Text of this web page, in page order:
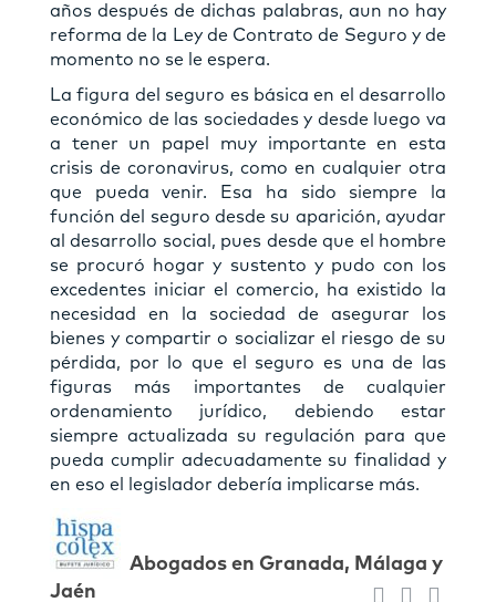
años después de dichas palabras, aun no hay
reforma de la Ley de Contrato de Seguro y de
momento no se le espera.
La figura del seguro es básica en el desarrollo
económico de las sociedades y desde luego va
a tener un papel muy importante en esta
crisis de coronavirus, como en cualquier otra
que pueda venir. Esa ha sido siempre la
función del seguro desde su aparición, ayudar
al desarrollo social, pues desde que el hombre
se procuró hogar y sustento y pudo con los
excedentes iniciar el comercio, ha existido la
necesidad en la sociedad de asegurar los
bienes y compartir o socializar el riesgo de su
pérdida, por lo que el seguro es una de las
figuras más importantes de cualquier
ordenamiento jurídico, debiendo estar
siempre actualizada su regulación para que
pueda cumplir adecuadamente su finalidad y
en eso el legislador debería implicarse más.
Abogados en Granada, Málaga y
Jaén